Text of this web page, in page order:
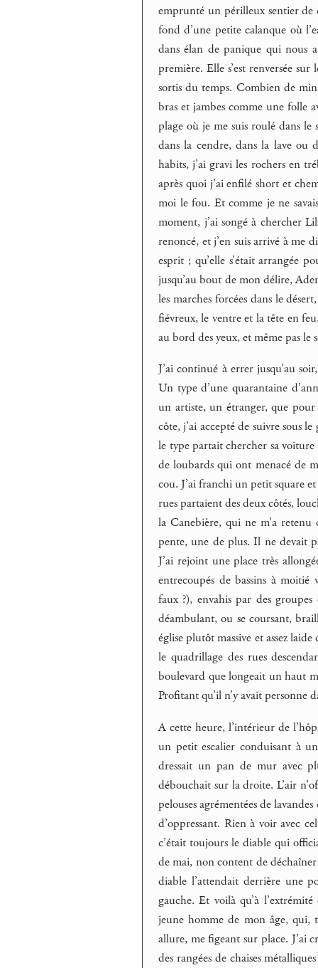
emprunté un périlleux sentier de
fond d’une petite calanque où
dans élan de panique qui nous
première. Elle s’est renversée
sortis du temps. Combien de
bras et jambes comme une folle
plage où je me suis roulé dans le
dans la cendre, dans la lave ou
habits, j’ai gravi les rochers en
après quoi j’ai enfilé short et
moi le fou. Et comme je ne
moment, j’ai songé à chercher
renoncé, et j’en suis arrivé à me
esprit ; qu’elle s’était arrangée
jusqu’au bout de mon délire,
les marches forcées dans le
fiévreux, le ventre et la tête en
au bord des yeux, et même pas
J’ai continué à errer jusqu’au
Un type d’une quarantaine
un artiste, un étranger, que
côte, j’ai accepté de suivre sous
le type partait chercher sa
de loubards qui ont menacé de
cou. J’ai franchi un petit square et
rues partaient des deux côtés,
la Canebière, qui ne m’a
pente, une de plus. Il ne devait
J’ai rejoint une place très
entrecoupés de bassins à moitié
faux ?), envahis par des
déambulant, ou se coursant,
église plutôt massive et assez
le quadrillage des rues
boulevard que longeait un haut
Profitant qu’il n’y avait personne
A cette heure, l’intérieur de
un petit escalier conduisant à
dressait un pan de mur avec
débouchait sur la droite. L’air
pelouses agrémentées de
d’oppressant. Rien à voir avec
c’était toujours le diable qui
de mai, non content de
diable l’attendait derrière une
gauche. Et voilà qu’à
jeune homme de mon âge, qui,
allure, me figeant sur place. J’ai
des rangées de chaises